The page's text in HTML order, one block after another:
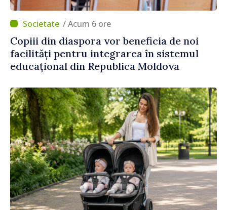
/ Acum 6 ore
Copiii din diaspora vor beneficia de noi
facilități pentru integrarea în sistemul
educațional din Republica Moldova